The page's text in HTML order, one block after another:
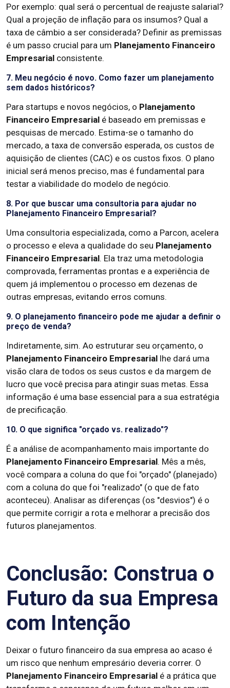
Por exemplo: qual será o percentual de reajuste salarial?
Qual a projeção de inflação para os insumos? Qual a
taxa de câmbio a ser considerada? Definir as premissas
é um passo crucial para um Planejamento Financeiro
Empresarial consistente.
7. Meu negócio é novo. Como fazer um planejamento
sem dados históricos?
Para startups e novos negócios, o Planejamento
Financeiro Empresarial é baseado em premissas e
pesquisas de mercado. Estima-se o tamanho do
mercado, a taxa de conversão esperada, os custos de
aquisição de clientes (CAC) e os custos fixos. O plano
inicial será menos preciso, mas é fundamental para
testar a viabilidade do modelo de negócio.
8. Por que buscar uma consultoria para ajudar no
Planejamento Financeiro Empresarial?
Uma consultoria especializada, como a Parcon, acelera
o processo e eleva a qualidade do seu Planejamento
Financeiro Empresarial. Ela traz uma metodologia
comprovada, ferramentas prontas e a experiência de
quem já implementou o processo em dezenas de
outras empresas, evitando erros comuns.
9. O planejamento financeiro pode me ajudar a definir o
preço de venda?
Indiretamente, sim. Ao estruturar seu orçamento, o
Planejamento Financeiro Empresarial lhe dará uma
visão clara de todos os seus custos e da margem de
lucro que você precisa para atingir suas metas. Essa
informação é uma base essencial para a sua estratégia
de precificação.
10. O que significa "orçado vs. realizado"?
É a análise de acompanhamento mais importante do
Planejamento Financeiro Empresarial. Mês a mês,
você compara a coluna do que foi "orçado" (planejado)
com a coluna do que foi "realizado" (o que de fato
aconteceu). Analisar as diferenças (os "desvios") é o
que permite corrigir a rota e melhorar a precisão dos
futuros planejamentos.
Conclusão: Construa o
Futuro da sua Empresa
com Intenção
Deixar o futuro financeiro da sua empresa ao acaso é
um risco que nenhum empresário deveria correr. O
Planejamento Financeiro Empresarial é a prática que